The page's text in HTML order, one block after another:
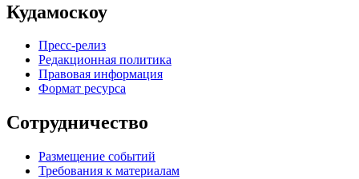
Кудамоскоу
Пресс-релиз
Редакционная политика
Правовая информация
Формат ресурса
Сотрудничество
Размещение событий
Требования к материалам